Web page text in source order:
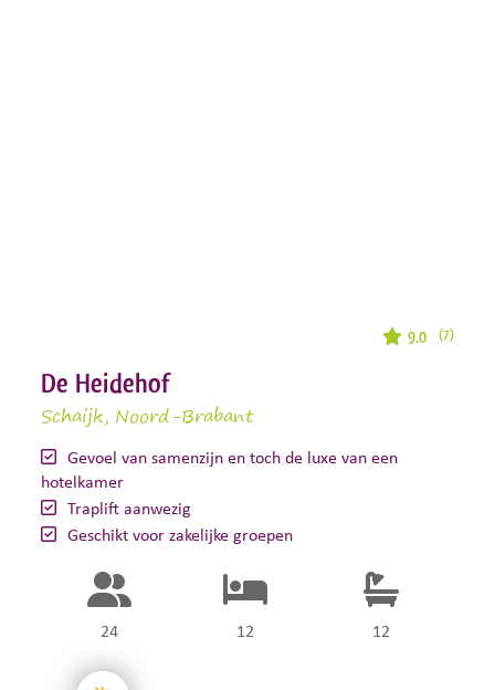
9.0 (7)
De Heidehof
Schaijk, Noord-Brabant
Gevoel van samenzijn en toch de luxe van een
hotelkamer
Traplift aanwezig
Geschikt voor zakelijke groepen
24 12 12